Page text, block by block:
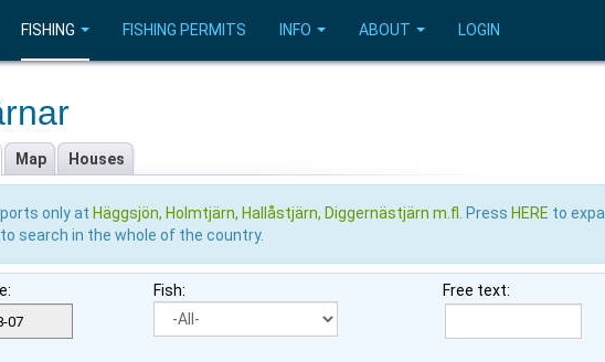
FISHING FISHING PERMITS INFO ABOUT LOGIN
Map Houses
only at Häggsjön, Holmtjärn, Hallåstjärn, Diggernästjärn m.fl . Press HERE to
to search in the whole of the country.
Fish: Free text: